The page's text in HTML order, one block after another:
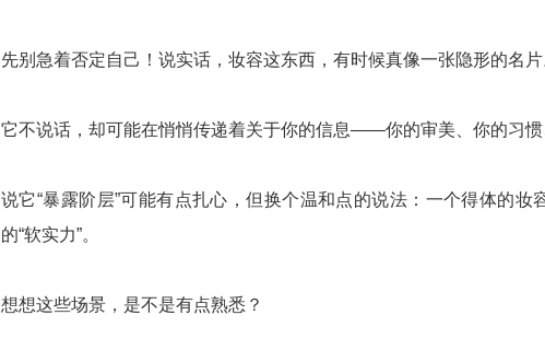
先别急着否定自己！说实话，妆容这东西，有时候真像一张隐形的名片
它不说话，却可能在悄悄传递着关于你的信息——你的审美、你的习惯
说它“暴露阶层”可能有点扎心，但换个温和点的说法：一个得体的
的“软实力”。
想想这些场景，是不是有点熟悉？